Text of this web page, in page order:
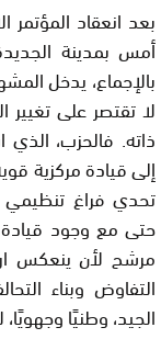
بعد انعقاد المؤتمر
أمس بمدينة
بالإجماع، يدخل
لا تقتصر على
ذاته. فالحزب، الذي
إلى قيادة مركزية
تحدي فراغ
حتى مع وجود قيادة
مرشح لأن ينعكس
التفاوض وبناء
الجيد، وطنيًا وجهويًا،